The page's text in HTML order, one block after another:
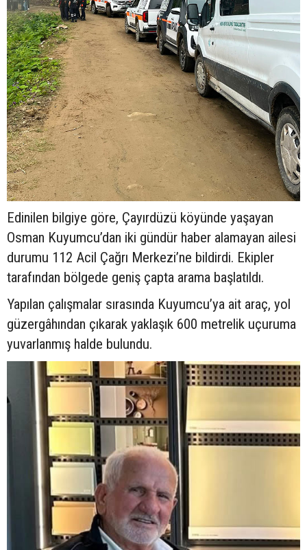
Edinilen bilgiye göre, Çayırdüzü köyünde yaşayan
Osman Kuyumcu’dan iki gündür haber alamayan ailesi
durumu 112 Acil Çağrı Merkezi’ne bildirdi. Ekipler
tarafından bölgede geniş çapta arama başlatıldı.
Yapılan çalışmalar sırasında Kuyumcu’ya ait araç, yol
güzergâhından çıkarak yaklaşık 600 metrelik uçuruma
yuvarlanmış halde bulundu.